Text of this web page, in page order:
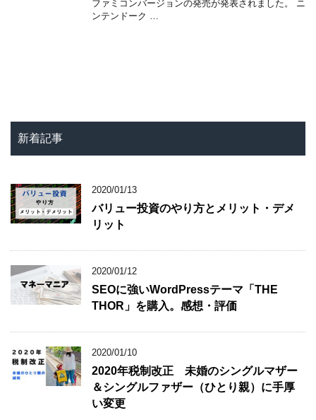
ファミコンバージョンの発売が発表されました。 ニ
ンテンドーク …
新着記事
2020/01/13
バリュー投資のやり方とメリット・デメ
リット
2020/01/12
SEOに強いWordPressテーマ「THE
THOR」を購入。感想・評価
2020/01/10
2020年税制改正 未婚のシングルマザー
＆シングルファザー（ひとり親）に手厚
い変更